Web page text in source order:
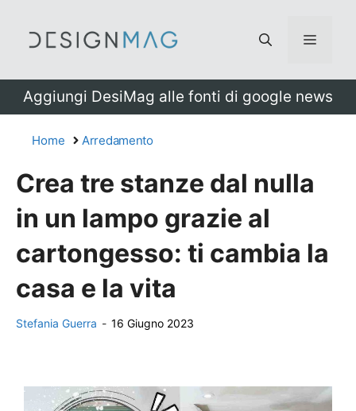
Menu
Aggiungi DesiMag alle fonti di google news
Home Arredamento
Crea tre stanze dal nulla
in un lampo grazie al
cartongesso: ti cambia la
casa e la vita
Stefania Guerra - 16 Giugno 2023